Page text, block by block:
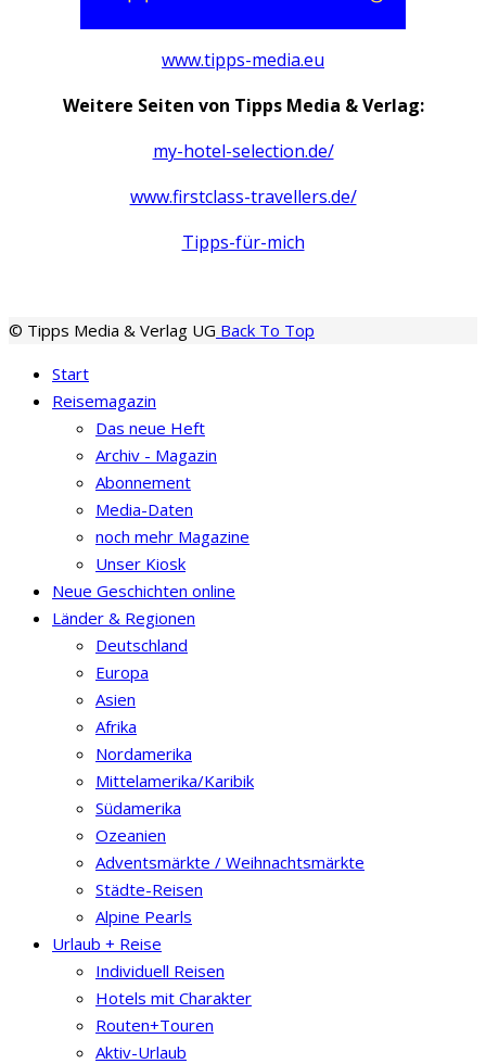
www.tipps-media.eu
Weitere Seiten von Tipps Media & Verlag:
my-hotel-selection.de/
www.firstclass-travellers.de/
Tipps-für-mich
© Tipps Media & Verlag UG Back To Top
Start
Reisemagazin
Das neue Heft
Archiv - Magazin
Abonnement
Media-Daten
noch mehr Magazine
Unser Kiosk
Neue Geschichten online
Länder & Regionen
Deutschland
Europa
Asien
Afrika
Nordamerika
Mittelamerika/Karibik
Südamerika
Ozeanien
Adventsmärkte / Weihnachtsmärkte
Städte-Reisen
Alpine Pearls
Urlaub + Reise
Individuell Reisen
Hotels mit Charakter
Routen+Touren
Aktiv-Urlaub